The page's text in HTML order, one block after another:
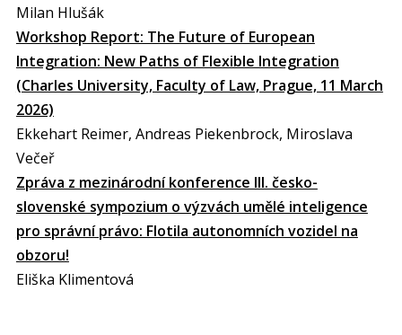
Milan Hlušák
Workshop Report: The Future of European
Integration: New Paths of Flexible Integration
(Charles University, Faculty of Law, Prague, 11 March
2026)
Ekkehart Reimer, Andreas Piekenbrock, Miroslava
Večeř
Zpráva z mezinárodní konference III. česko-
slovenské sympozium o výzvách umělé inteligence
pro správní právo: Flotila autonomních vozidel na
obzoru!
Eliška Klimentová